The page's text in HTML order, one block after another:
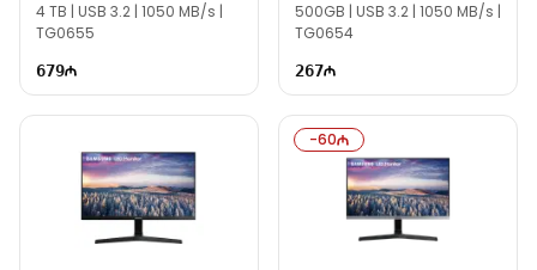
4 TB | USB 3.2 | 1050 MB/s |
TG0655
679
500GB | USB 3.2 | 1050 MB/s |
TG0654
267
-60